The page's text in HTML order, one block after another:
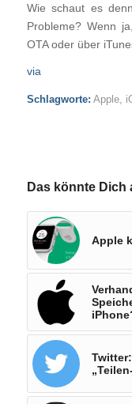
Wie schaut es
Probleme? Wenn
OTA oder über
via
Schlagworte: Apple,
Das könnte Dich
Apple